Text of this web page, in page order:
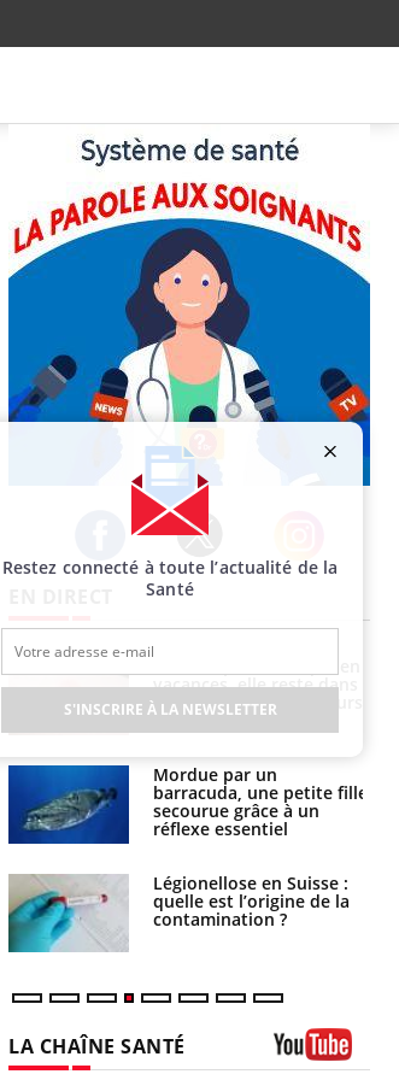
Facebook Twitter Instagram
vacances, elle reste dans
le coma pendant 42 jours
Mordue par un
barracuda, une petite fille
secourue grâce à un
réflexe essentiel
Légionellose en Suisse :
quelle est l’origine de la
contamination ?
LA CHAÎNE SANTÉ
Restez connecté à toute l’actualité de la
Santé
S'INSCRIRE À LA NEWSLETTER